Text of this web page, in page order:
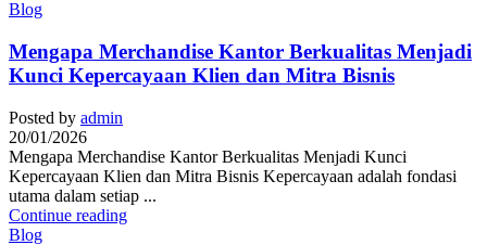
Blog
Mengapa Merchandise Kantor Berkualitas Menjadi
Kunci Kepercayaan Klien dan Mitra Bisnis
Posted by admin
20/01/2026
Mengapa Merchandise Kantor Berkualitas Menjadi Kunci
Kepercayaan Klien dan Mitra Bisnis Kepercayaan adalah fondasi
utama dalam setiap ...
Continue reading
Blog